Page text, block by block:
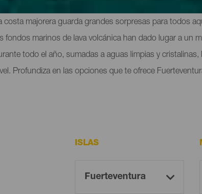
costa majorera guarda grandes sorpresas para todos
fondos marinos de lava volcánica han dado lugar a un
todo el año, sumadas a aguas limpias y
Profundiza en las opciones que te ofrece
ISLAS